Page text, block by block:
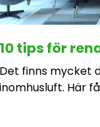
10 tips för
Det finns mycket
inomhusluft. Här